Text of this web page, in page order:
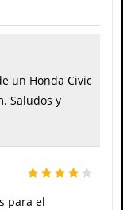
un Honda Civic
Saludos y
para el